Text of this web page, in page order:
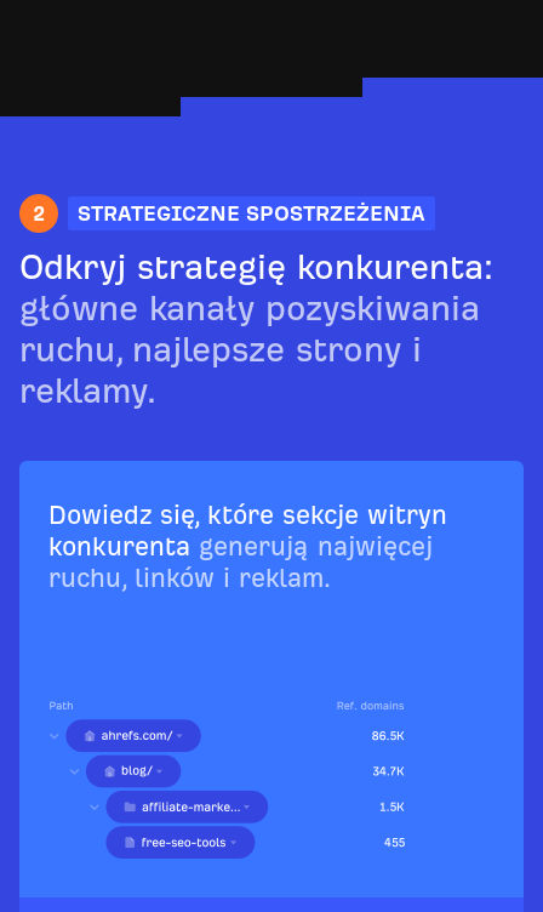
2 STRATEGICZNE SPOSTRZEŻENIA
Odkryj strategię konkurenta:
główne kanały pozyskiwania
ruchu, najlepsze strony i
reklamy.
Dowiedz się, które sekcje witryn
konkurenta generują najwięcej
ruchu, linków i reklam.